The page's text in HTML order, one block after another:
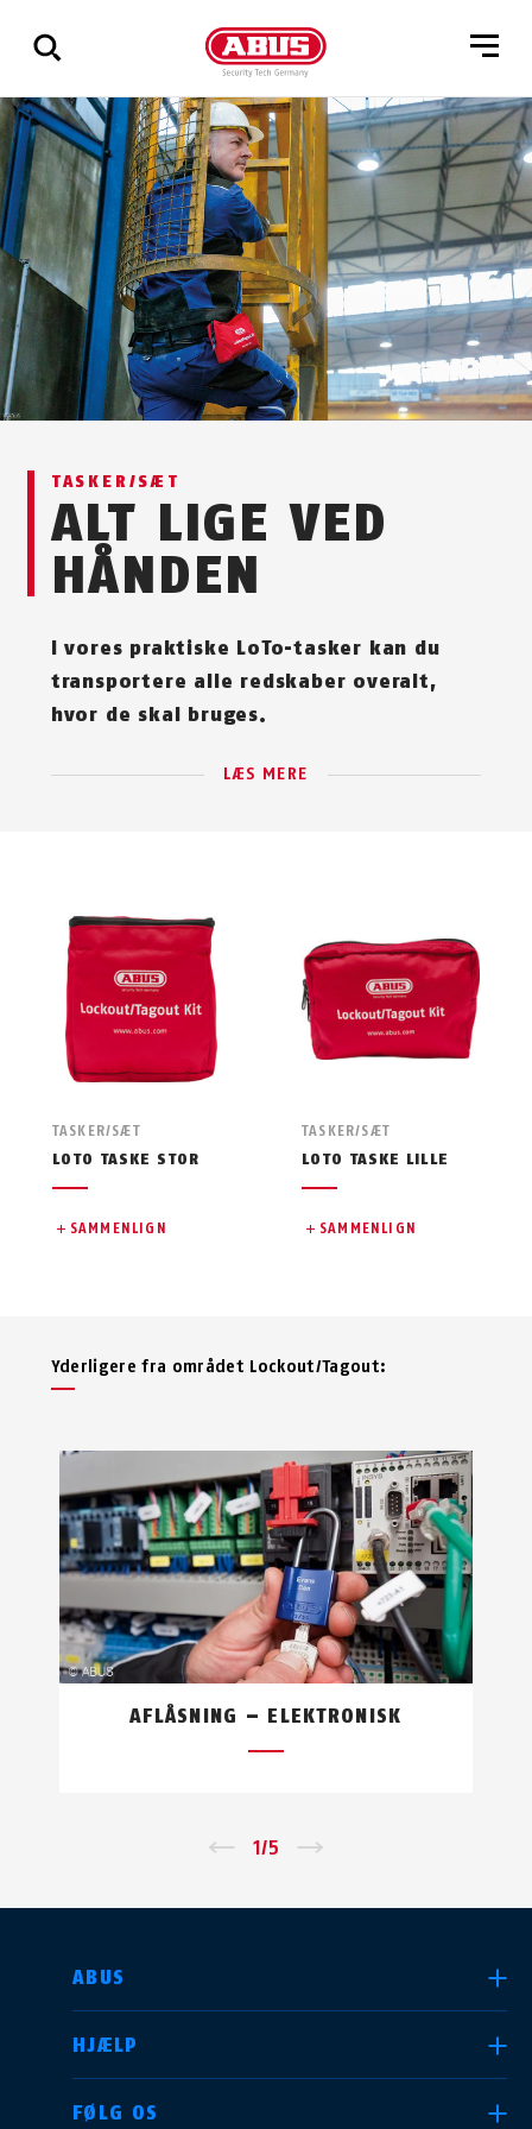
Vis
alle
resultater
TASKER/SÆT
ALT LIGE VED
HÅNDEN
I vores praktiske LoTo-tasker kan du
transportere alle redskaber overalt,
hvor de skal bruges.
LÆS MERE
TASKER/SÆT
LOTO TASKE STOR
SAMMENLIGN
TASKER/SÆT
LOTO TASKE LILLE
SAMMENLIGN
Yderligere fra området Lockout/Tagout:
AFLÅSNING – ELEKTRONISK
1/5
ABUS
HJÆLP
FØLG OS
VÆLG DIT LAND
Deutschland